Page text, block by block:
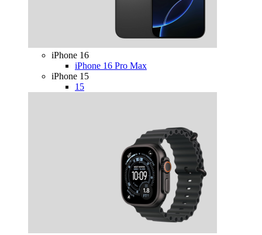
iPhone 16
iPhone 16 Pro Max
iPhone 15
15